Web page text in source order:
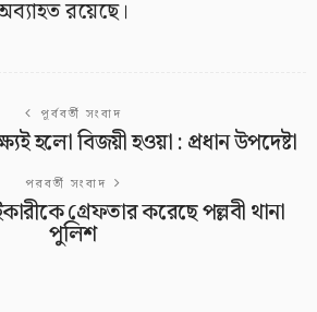
রয়েছে।
পূর্ববর্তী সংবাদ
হলো বিজয়ী হওয়া : প্রধান উপদেষ্টা
পরবর্তী সংবাদ
গ্রেফতার করেছে পল্লবী থানা
পুলিশ